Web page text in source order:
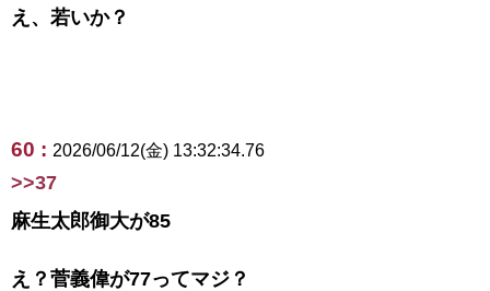
え、若いか？
60 : 2026/06/12(金) 13:32:34.76
>>37
麻生太郎御大が85
え？菅義偉が77ってマジ？